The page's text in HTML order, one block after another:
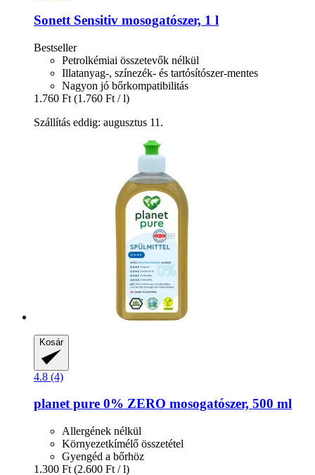
SonettSensitiv mosogatószer, 1 l
Bestseller
Petrolkémiai összetevők nélkül
Illatanyag-, színezék- és tartósítószer-mentes
Nagyon jó bőrkompatibilitás
1.760 Ft (1.760 Ft / l)
Szállítás eddig: augusztus 11.
Kosár
4.8 (4)
planet pure 0% ZERO mosogatószer, 500 ml
Allergének nélkül
Környezetkímélő összetétel
Gyengéd a bőrhöz
1.300 Ft (2.600 Ft / l)